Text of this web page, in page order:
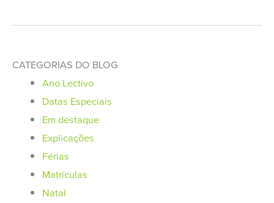
CATEGORIAS DO BLOG
Ano Lectivo
Datas Especiais
Em destaque
Explicações
Férias
Matrículas
Natal